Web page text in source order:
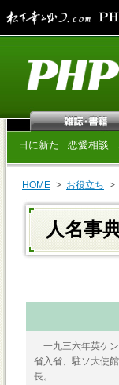
日に新た 恋愛相談
HOME お役立ち
人名事
一九三六年英ケン
省入省、駐ソ大使
長。